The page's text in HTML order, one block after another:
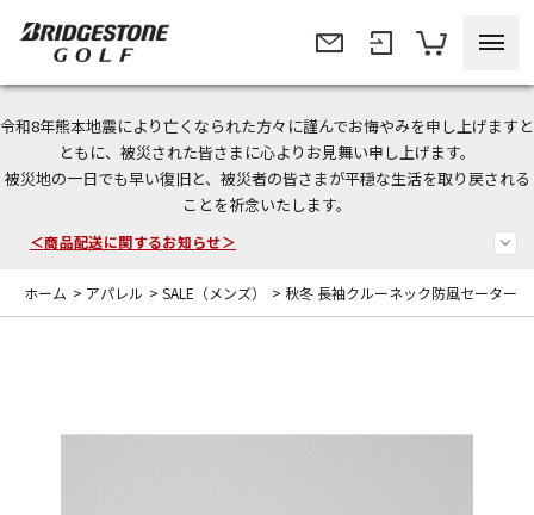
令和8年熊本地震により亡くなられた方々に謹んでお悔やみを申し上げますと
ともに、被災された皆さまに心よりお見舞い申し上げます。
被災地の一日でも早い復旧と、被災者の皆さまが平穏な生活を取り戻される
ことを祈念いたします。
＜夏季休暇中のご注文・発送・お問い合わせ＞
今なら新規会員登録で1,000円OFFクーポンプレゼント！
＜商品配送に関するお知らせ＞
ホーム > アパレル > SALE（メンズ） > 秋冬 長袖クルーネック防風セーター